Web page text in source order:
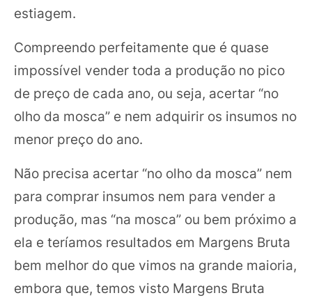
estiagem.
Compreendo perfeitamente que é quase
impossível vender toda a produção no pico
de preço de cada ano, ou seja, acertar “no
olho da mosca” e nem adquirir os insumos no
menor preço do ano.
Não precisa acertar “no olho da mosca” nem
para comprar insumos nem para vender a
produção, mas “na mosca” ou bem próximo a
ela e teríamos resultados em Margens Bruta
bem melhor do que vimos na grande maioria,
embora que, temos visto Margens Bruta